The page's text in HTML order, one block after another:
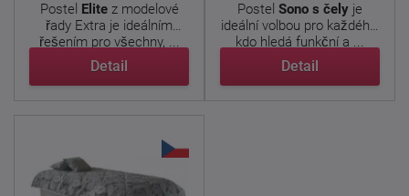
Postel Elitez modelové
řady Extra je ideálním
řešením pro všechny, ...
Detail
Postel Sono s čely je
ideální volbou pro každého,
kdo hledá funkční a ...
Detail